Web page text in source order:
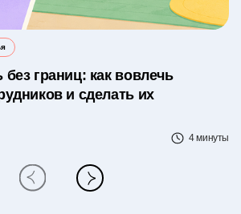
границ: как вовлечь
и сделать их
4 минуты